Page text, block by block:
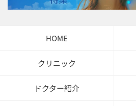
HOME
クリニック
ドクター紹介